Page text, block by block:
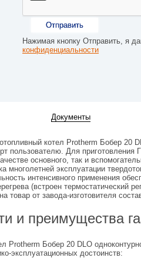
Отправить
Нажимая кнопку Отправить, я
конфиденциальности
Документы
котел Protherm Бобер 20
пользователю. Для
основного, так и
многолетней эксплуатации
интенсивного применения
(встроен термостатический
товар от завода-изготовителя
и преимущества
Protherm Бобер 20 DLO
эксплуатационных достоинств: